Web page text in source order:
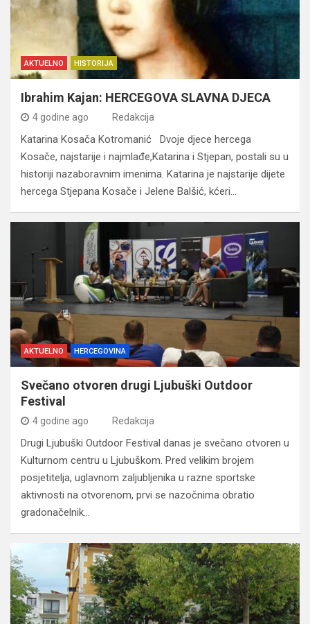
AKTUELNO HISTORIJA
Ibrahim Kajan: HERCEGOVA SLAVNA DJECA
4 godine ago Redakcija
Katarina Kosača Kotromanić Dvoje djece hercega
Kosače, najstarije i najmlađe,Katarina i Stjepan, postali su u
historiji nazaboravnim imenima. Katarina je najstarije dijete
hercega Stjepana Kosače i Jelene Balšić, kćeri…
AKTUELNO HERCEGOVINA
Svečano otvoren drugi Ljubuški Outdoor
Festival
4 godine ago Redakcija
Drugi Ljubuški Outdoor Festival danas je svečano otvoren u
Kulturnom centru u Ljubuškom. Pred velikim brojem
posjetitelja, uglavnom zaljubljenika u razne sportske
aktivnosti na otvorenom, prvi se nazočnima obratio
gradonačelnik…